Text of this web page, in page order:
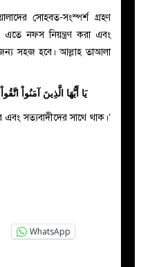
সোহবত-সংস্পর্শ গ্রহণ
এতে নফস নিয়ন্ত্রণ করা এবং
সহজ হবে। আল্লাহ তাআলা
يَا أَيُّهَا الَّذِينَ آمَنُواْ
সত্যবাদীদের সাথে থাক।’
WhatsApp